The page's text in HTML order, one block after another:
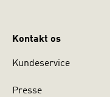
Kontakt os
Kundeservice
Presse